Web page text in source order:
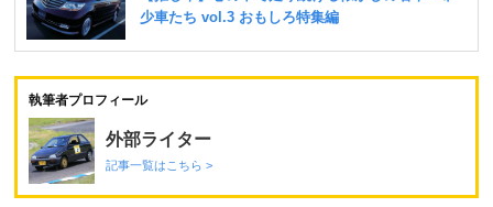
執筆者プロフィール
外部ライター
記事一覧はこちら >